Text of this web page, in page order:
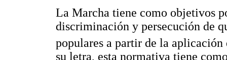
La Marcha tiene como objetivos
discriminación y persecución de
populares a partir de la
su letra, esta normativa tiene